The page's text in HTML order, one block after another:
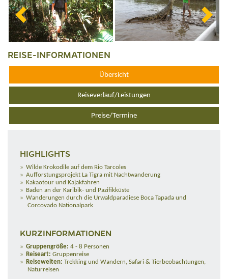
REISE-INFORMATIONEN
Übersicht
Reiseverlauf/Leistungen
Preise/Termine
HIGHLIGHTS
Wilde Krokodile auf dem Rio Tarcoles
Aufforstungsprojekt La Tigra mit Nachtwanderung
Kakaotour und Kajakfahren
Baden an der Karibik- und Pazifikküste
Wanderungen durch die Urwaldparadiese Boca Tapada und
Corcovado Nationalpark
KURZINFORMATIONEN
Gruppengröße: 4 - 8 Personen
Reiseart: Gruppenreise
Reisewelten: Trekking und Wandern, Safari & Tierbeobachtungen,
Naturreisen